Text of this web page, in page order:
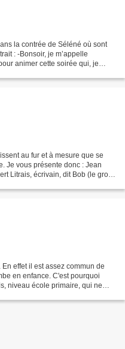
la contrée de Séléné où sont
: -Bonsoir, je m’appelle
animer cette soirée qui, je
au fur et à mesure que se
Je vous présente donc : Jean
Litrais, écrivain, dit Bob (le gros
effet il est assez commun de
en enfance. C'est pourquoi
niveau école primaire, qui ne